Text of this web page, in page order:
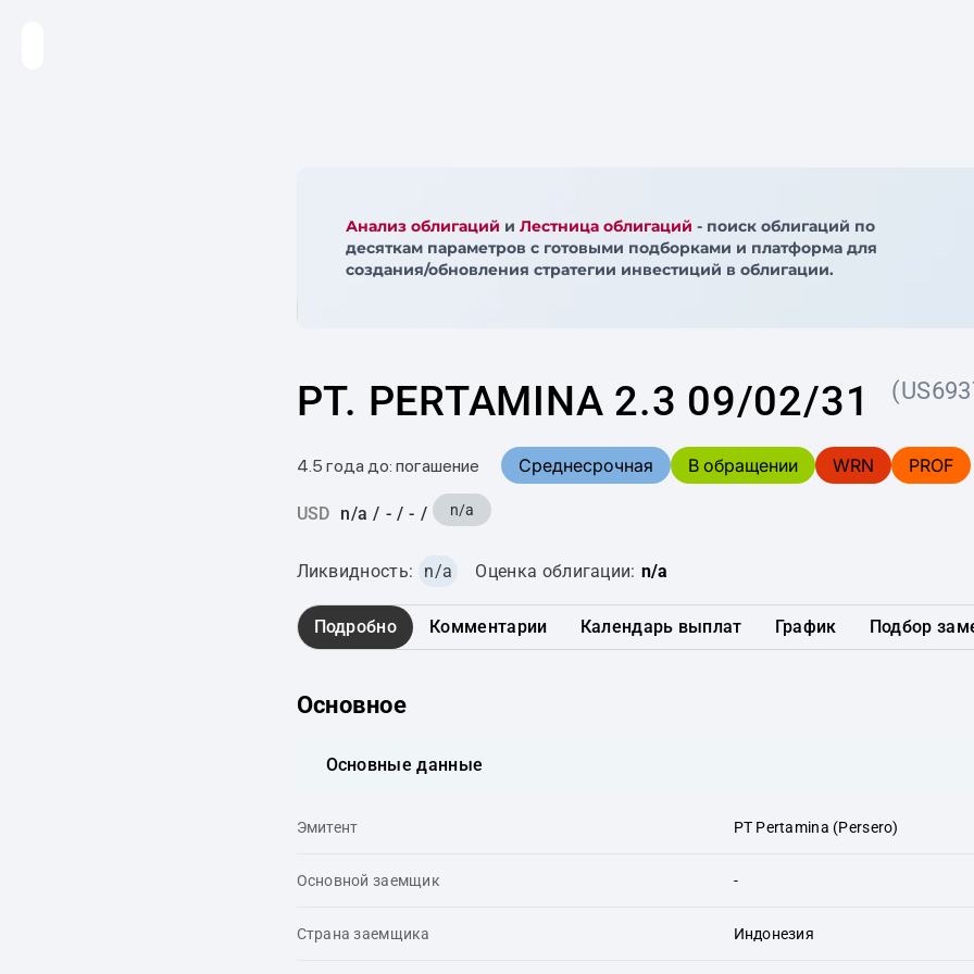
Анализ облигаций и Лестница облигаций - поиск облигаций по
десяткам параметров с готовыми подборками и платформа для
создания/обновления стратегии инвестиций в облигации.
PT. PERTAMINA 2.3 09/02/31
4.5 года до: погашение Среднесрочная В обращении WRN PROF
USD n/a / - / - / n/a
Ликвидность: n/a Оценка облигации: n/a
Подробно Комментарии Календарь выплат График Подбор
Основное
Основные данные
Эмитент PT Pertamina (Persero)
Основной заемщик -
Страна заемщика Индонезия